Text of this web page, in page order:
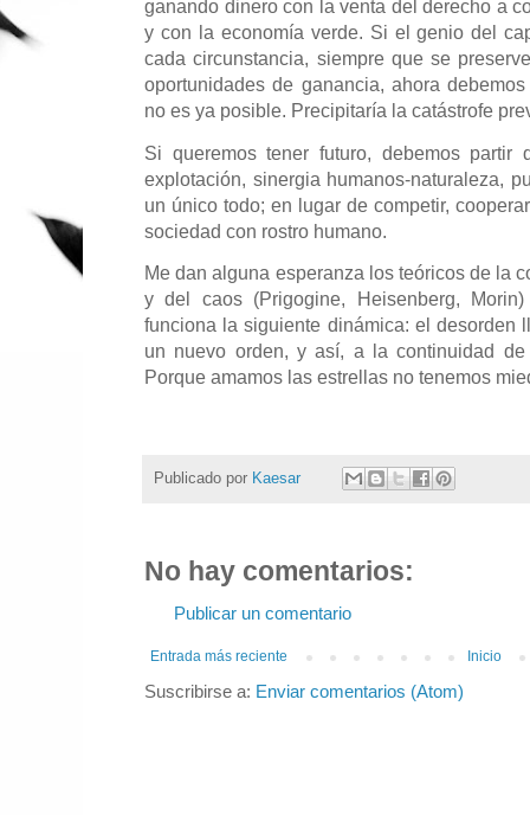
ganando dinero con la venta del derecho a
y con la economía verde. Si el genio del
cada circunstancia, siempre que se
oportunidades de ganancia, ahora
no es ya posible. Precipitaría la catástrofe
Si queremos tener futuro, debemos
explotación, sinergia humanos-naturaleza,
un único todo; en lugar de competir,
sociedad con rostro humano.
Me dan alguna esperanza los teóricos de la
y del caos (Prigogine, Heisenberg,
funciona la siguiente dinámica: el desorden
un nuevo orden, y así, a la continuidad
Porque amamos las estrellas no tenemos
Publicado por Kaesar
No hay comentarios:
Publicar un comentario
Entrada más reciente Inicio
Suscribirse a: Enviar comentarios (Atom)